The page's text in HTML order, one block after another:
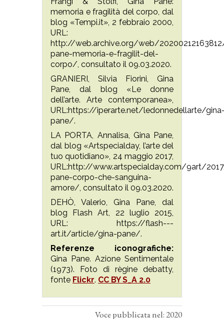
memoria e fragilità del corpo, dal
blog «Tempi.it», 2 febbraio 2000,
URL:
http://web.archive.org/web/
pane-memoria-e-fragilit-del-
corpo/, consultato il 09.03.2020.
GRANIERI, Silvia Fiorini, Gina
Pane, dal blog «Le donne
dell’arte. Arte contemporanea»,
URL:https://iperarte.net/ledonnedellarte/
pane/.
LA PORTA, Annalisa, Gina Pane,
dal blog «Artspecialday, l’arte del
tuo quotidiano», 24 maggio 2017,
URL:http://www.artspecialday.com/9art/
pane-corpo-che-sanguina-
amore/, consultato il 09.03.2020.
DEHÒ, Valerio, Gina Pane, dal
blog Flash Art, 22 luglio 2015,
URL: https://flash---
art.it/article/gina-pane/.
Referenze iconografiche:
Gina Pane. Azione Sentimentale
(1973). Foto di règine debatty,
fonte Flickr. CC BY S_A 2.0
Voce pubblicata nel: 2020